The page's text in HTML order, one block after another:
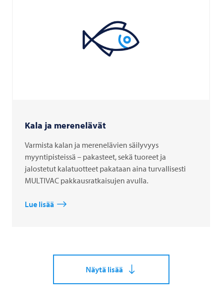
Kala ja merenelävät
Varmista kalan ja merenelävien säilyvyys
myyntipisteissä – pakasteet, sekä tuoreet ja
jalostetut kalatuotteet pakataan aina turvallisesti
MULTIVAC pakkausratkaisujen avulla.
Lue lisää
Näytä lisää